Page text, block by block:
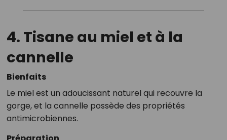
4. Tisane au miel et à la
cannelle
Bienfaits
Le miel est un adoucissant naturel qui recouvre la
gorge, et la cannelle possède des propriétés
antimicrobiennes.